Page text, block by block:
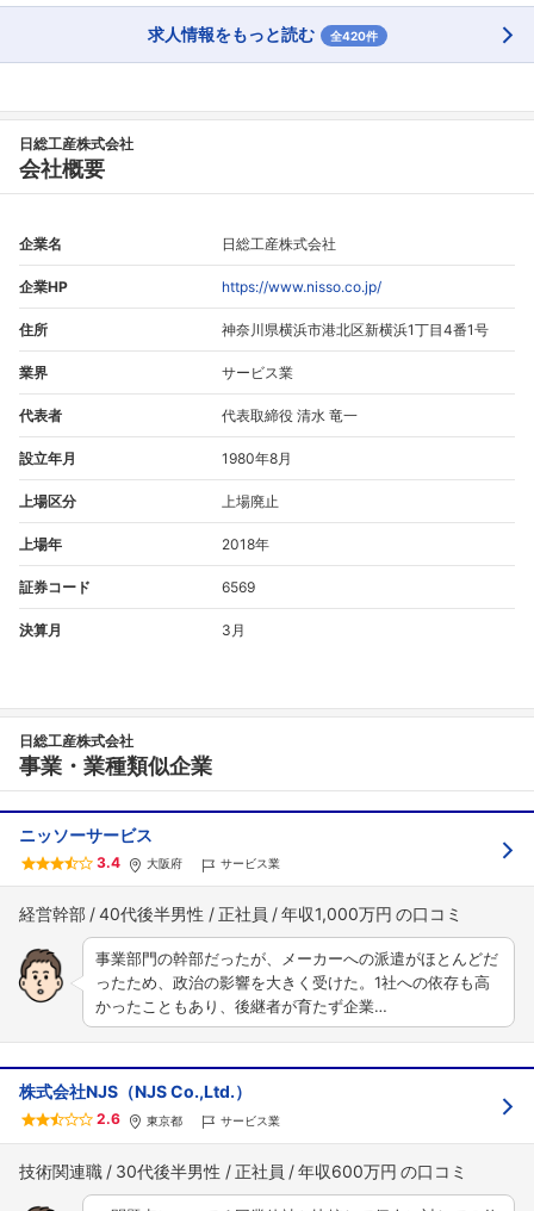
求人情報をもっと読む 全420件
日総工産株式会社
会社概要
企業名 日総工産株式会社
企業HP https://www.nisso.co.jp/
住所 神奈川県横浜市港北区新横浜1丁目4番1号
業界 サービス業
代表者 代表取締役 清水 竜一
設立年月 1980年8月
上場区分 上場廃止
上場年 2018年
証券コード 6569
決算月 3月
日総工産株式会社
事業・業種類似企業
ニッソーサービス
3.4 大阪府 サービス業
経営幹部 40代後半男性 正社員 年収1,000万円
事業部門の幹部だったが、メーカーへの派遣がほとんどだ
ったため、政治の影響を大きく受けた。1社への依存も高
かったこともあり、後継者が育たず企業…
株式会社NJS（NJS Co.,Ltd.）
2.6 東京都 サービス業
技術関連職 30代後半男性 正社員 年収600万円